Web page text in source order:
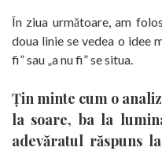
În ziua următoare, am
doua linie se vedea o idee
fi” sau „a nu fi” se situa.
Ţin minte cum o
la soare, ba la
adevăratul răspuns